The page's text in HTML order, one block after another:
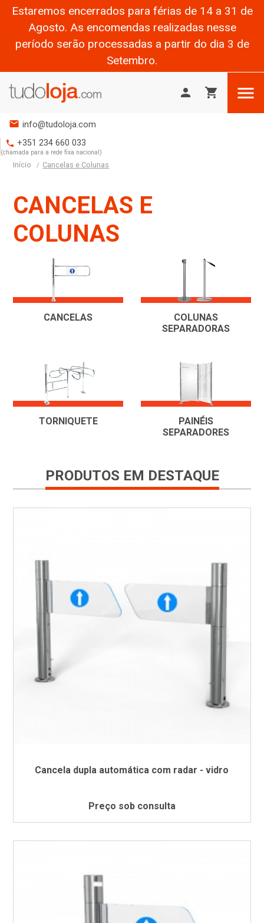
Estaremos encerrados para férias de 14 a 31 de
Agosto. As encomendas realizadas nesse
período serão processadas a partir do dia 3 de
Setembro.
person shopping_cart 
mail info@tudoloja.com
phone +351 234 660 033
(chamada para a rede fixa nacional)
Início Cancelas e Colunas
CANCELAS E
COLUNAS
CANCELAS
COLUNAS
SEPARADORAS
TORNIQUETE
PAINÉIS
SEPARADORES
PRODUTOS EM DESTAQUE
Cancela dupla automática com radar - vidro
Preço sob consulta